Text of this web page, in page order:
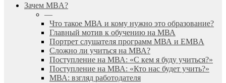
search
Menu
Зачем MBA?
—
Что такое МВА и кому нужно это образование?
Главный мотив к обучению на МВА
Портрет слушателя программ МВА и EMBA
Сложно ли учиться на МВА?
Поступление на МВА: «С кем я буду учиться?»
Поступление на МВА: «Кто нас будет учить?»
МВА: взгляд работодателя